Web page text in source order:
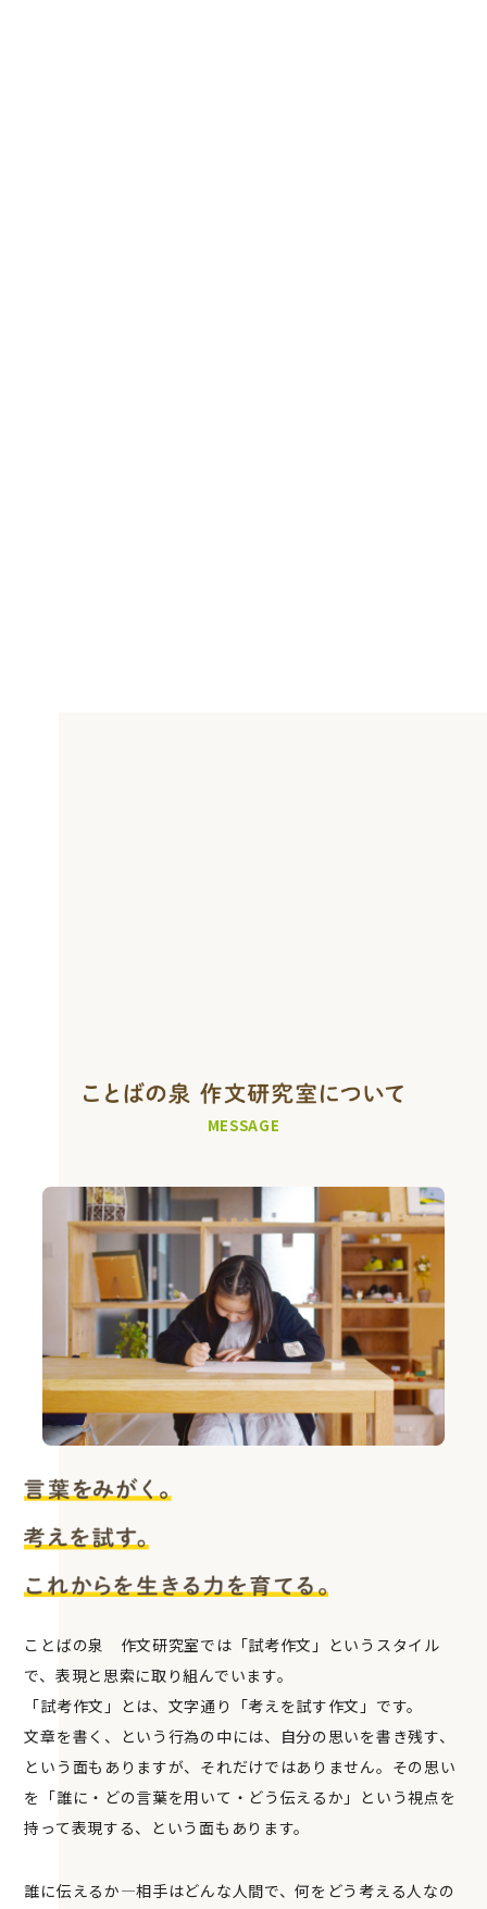
MESSAGE
ことばの泉 作文研究室では「試考作文」というスタイル
で、表現と思索に取り組んでいます。
「試考作文」とは、文字通り「考えを試す作文」です。
文章を書く、という行為の中には、自分の思いを書き残す、
という面もありますが、それだけではありません。その思い
を「誰に・どの言葉を用いて・どう伝えるか」という視点を
持って表現する、という面もあります。
誰に伝えるか―相手はどんな人間で、何をどう考える人なの